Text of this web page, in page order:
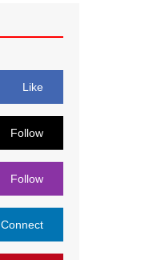
Like
Follow
Follow
Connect